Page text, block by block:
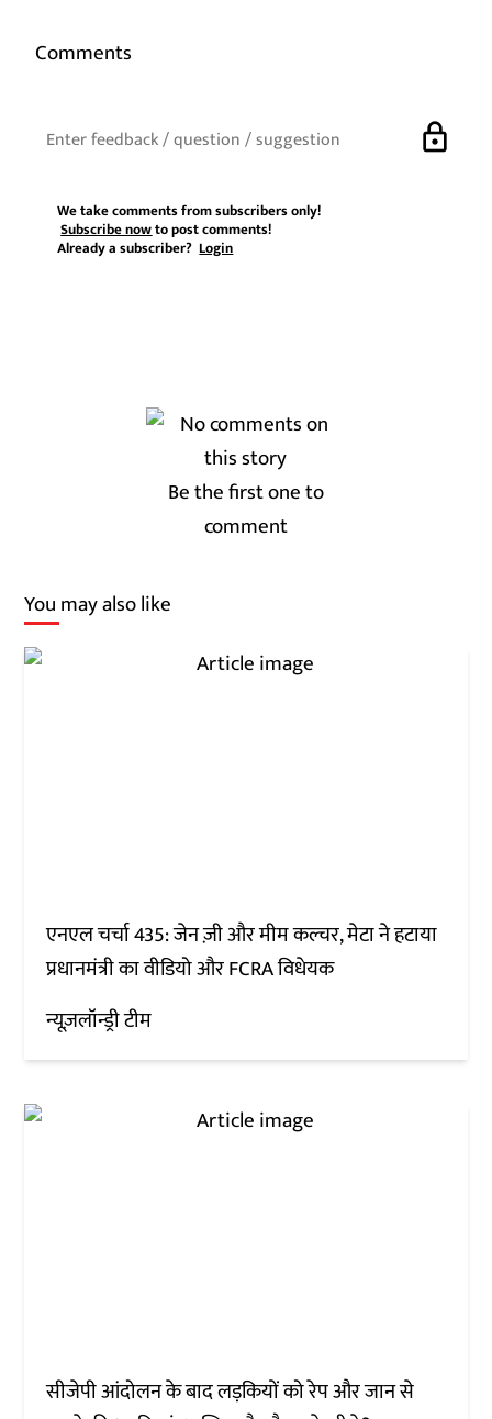
Comments
lock
We take comments from subscribers only!
Subscribe nowto post comments!
Already a subscriber?Login
Be the first one to
comment
You may also like
एनएल चर्चा 435: जेन ज़ी और मीम कल्चर, मेटा ने हटाया
प्रधानमंत्री का वीडियो और FCRA विधेयक
न्यूज़लॉन्ड्री टीम
सीजेपी आंदोलन के बाद लड़कियों को रेप और जान से